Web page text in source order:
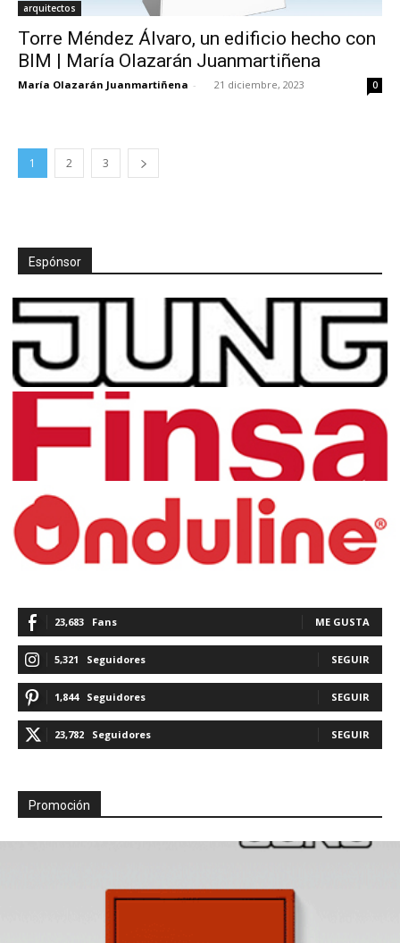
arquitectos
Torre Méndez Álvaro, un edificio hecho con
BIM | María Olazarán Juanmartiñena
María Olazarán Juanmartiñena - 21 diciembre, 2023 0
1 2 3
Espónsor
23,683 Fans ME GUSTA
5,321 Seguidores SEGUIR
1,844 Seguidores SEGUIR
23,782 Seguidores SEGUIR
Promoción